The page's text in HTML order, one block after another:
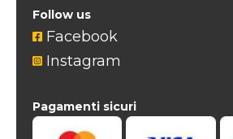
Follow us
 Facebook
 Instagram
Pagamenti sicuri